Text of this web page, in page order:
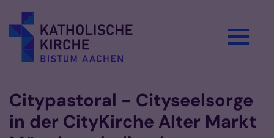
Citypastoral - Cityseelsorge
in der CityKirche Alter Markt